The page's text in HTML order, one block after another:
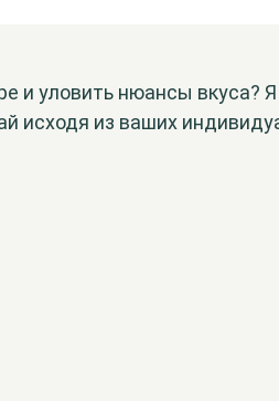
и уловить нюансы вкуса?
исходя из ваших